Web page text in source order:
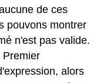
de ces
pouvons montrer
n'est pas valide.
Premier
alors